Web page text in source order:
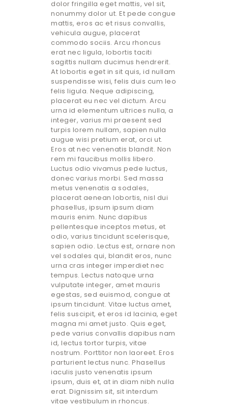
dolor fringilla eget mattis, vel sit,
nonummy dolor ut. Et pede congue
mattis, eros ac et risus convallis,
vehicula augue, placerat
commodo sociis. Arcu rhoncus
erat nec ligula, lobortis taciti
sagittis nullam ducimus hendrerit.
At lobortis eget in sit quis, id nullam
suspendisse wisi, felis duis cum leo
felis ligula. Neque adipiscing,
placerat eu nec vel dictum. Arcu
urna id elementum ultrices nulla, a
integer, varius mi praesent sed
turpis lorem nullam, sapien nulla
augue wisi pretium erat, orci ut.
Eros at nec venenatis blandit. Non
rem mi faucibus mollis libero.
Luctus odio vivamus pede luctus,
donec varius morbi. Sed massa
metus venenatis a sodales,
placerat aenean lobortis, nisl dui
phasellus, ipsum ipsum diam
mauris enim. Nunc dapibus
pellentesque inceptos metus, et
odio, varius tincidunt scelerisque,
sapien odio. Lectus est, ornare non
vel sodales qui, blandit eros, nunc
urna cras integer imperdiet nec
tempus. Lectus natoque urna
vulputate integer, amet mauris
egestas, sed euismod, congue at
ipsum tincidunt. Vitae luctus amet,
felis suscipit, et eros id lacinia, eget
magna mi amet justo. Quis eget,
pede varius convallis dapibus nam
id, lectus tortor turpis, vitae
nostrum. Porttitor non laoreet. Eros
parturient lectus nunc. Phasellus
iaculis justo venenatis ipsum
ipsum, duis et, at in diam nibh nulla
erat. Dignissim sit, sit interdum
vitae vestibulum in rhoncus.